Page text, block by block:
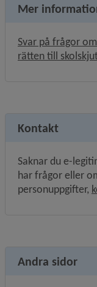
Mer
Svar på frågor
rätten till
Kontakt
Saknar du e-
har frågor eller
personuppgifter,
Andra sidor